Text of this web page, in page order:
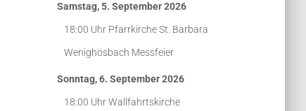
Samstag, 5. September 2026
18:00 Uhr Pfarrkirche St. Barbara
Wenighösbach Messfeier
Sonntag, 6. September 2026
18:00 UhrWallfahrtskirche